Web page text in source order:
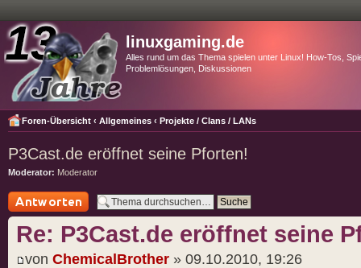
linuxgaming.de
Alles rund um das Thema spielen unter Linux! How-Tos,
Problemlösungen, Diskussionen
Foren-Übersicht ‹ Allgemeines ‹ Projekte / Clans / LANs
P3Cast.de eröffnet seine Pforten!
Moderator: Moderator
Antwort schreiben
Re: P3Cast.de eröffnet seine
von ChemicalBrother » 09.10.2010, 19:26